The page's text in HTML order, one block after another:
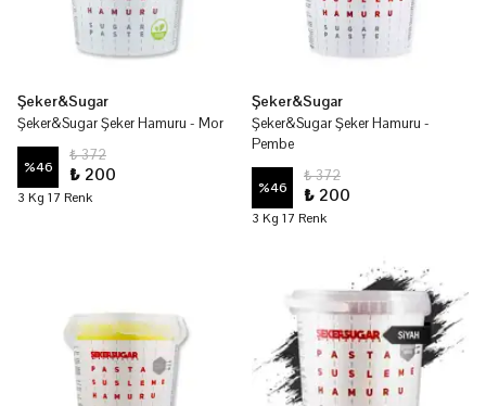
Şeker&Sugar
Şeker&Sugar Şeker Hamuru - Mor
%46
₺ 372
₺ 200
3 Kg 17 Renk
Şeker&Sugar
Şeker&Sugar Şeker Hamuru -
Pembe
%46
₺ 372
₺ 200
3 Kg 17 Renk